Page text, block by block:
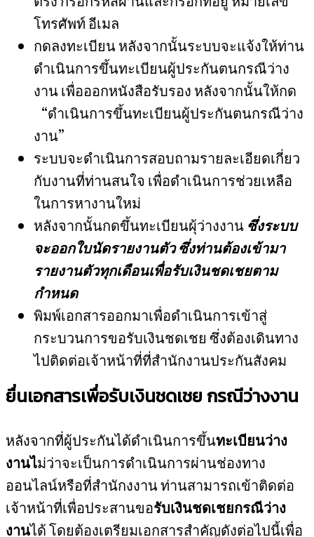
โทรศัพท์ อีเมล
กดลงทะเบียน หลังจากนั้นระบบจะแจ้งให้ท่าน
ดำเนินการขึ้นทะเบียนผู้ประกันตนกรณีว่าง
งาน เพื่อออกหนังสือรับรอง หลังจากนั้นให้กด
“ดำเนินการขึ้นทะเบียนผู้ประกันตนกรณีว่าง
งาน”
ระบบจะดำเนินการสอบถามรายละเอียดเกี่ยว
กับงานที่ท่านสนใจ เพื่อดำเนินการช่วยเหลือ
ในการหางานใหม่
หลังจากนั้นกดขึ้นทะเบียนผุ้ว่างงาน ซึ่งระบบ
จะออกใบนัดรายงานตัว ซึ่งท่านต้องเข้ามา
รายงานตัวทุกเดือนเพื่อรับเงินชดเชยตาม
กำหนด
พิมพ์เอกสารออกมาเพื่อดำเนินการเข้าสู่
กระบวนการขอรับเงินชดเชย ซึ่งต้องเดินทาง
ไปติดต่อเจ้าหน้าที่ที่สำนักงานประกันสังคม
ยื่นเอกสารเพื่อรับเงินชดเชย กรณีว่างงาน
หลังจากที่ผู้ประกันได้ดำเนินการขึ้นทะเบียนว่าง
งานไม่ว่าจะเป็นการดำเนินการผ่านช่องทาง
ออนไลน์หรือที่สำนักงงาน ท่านสามารถเข้าติดต่อ
เจ้าหน้าที่เพื่อประสานขอรับเงินชดเชยกรณีว่าง
งานได้ โดยต้องเตรียมเอกสารสำคัญดังต่อไปนี้เพื่อ